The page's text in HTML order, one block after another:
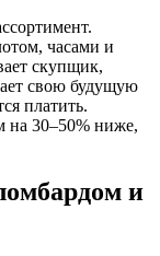
часами и
скупщик,
свою будущую
платить.
на 30–50% ниже,
и